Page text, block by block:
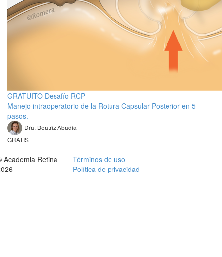
GRATUITO Desafío RCP
Manejo intraoperatorio de la Rotura Capsular Posterior en 5
pasos.
Dra. Beatriz Abadía
GRATIS
Academia Retina
Términos de uso
Política de privacidad